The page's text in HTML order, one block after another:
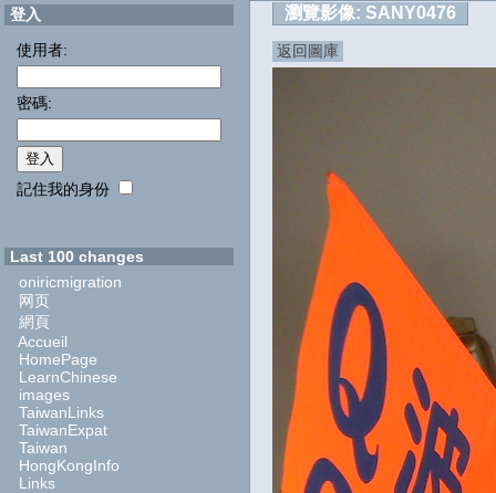
登入
使用者:
密碼:
記住我的身份
Last 100 changes
oniricmigration
网页
網頁
Accueil
HomePage
LearnChinese
images
TaiwanLinks
TaiwanExpat
Taiwan
HongKongInfo
Links
瀏覽影像: SANY0476
返回圖庫